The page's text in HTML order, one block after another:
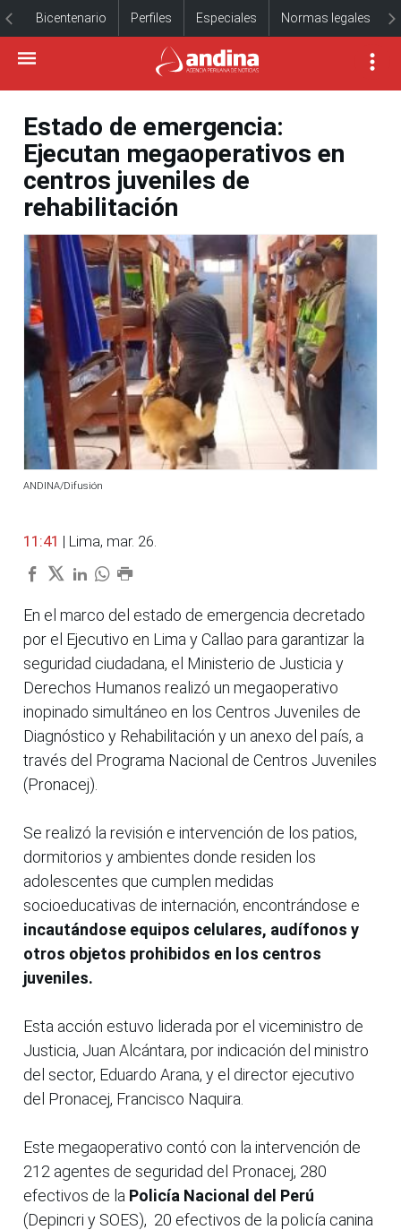
Bicentenario Perfiles Especiales Normas legales
Estado de emergencia:
Ejecutan megaoperativos en
centros juveniles de
rehabilitación
ANDINA/Difusión
11:41 | Lima, mar. 26.
En el marco del estado de emergencia decretado
por el Ejecutivo en Lima y Callao para garantizar la
seguridad ciudadana, el Ministerio de Justicia y
Derechos Humanos realizó un megaoperativo
inopinado simultáneo en los Centros Juveniles de
Diagnóstico y Rehabilitación y un anexo del país, a
través del Programa Nacional de Centros Juveniles
(Pronacej).
Se realizó la revisión e intervención de los patios,
dormitorios y ambientes donde residen los
adolescentes que cumplen medidas
socioeducativas de internación, encontrándose e
incautándose equipos celulares, audífonos y
otros objetos prohibidos en los centros
juveniles.
Esta acción estuvo liderada por el viceministro de
Justicia, Juan Alcántara, por indicación del ministro
del sector, Eduardo Arana, y el director ejecutivo
del Pronacej, Francisco Naquira.
Este megaoperativo contó con la intervención de
212 agentes de seguridad del Pronacej, 280
efectivos de la Policía Nacional del Perú
(Depincri y SOES), 20 efectivos de la policía canina